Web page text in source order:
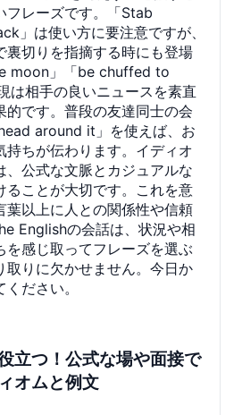
フレーズです。「Stab
」は使い方に要注意ですが、
裏切りを指摘する時にも登場
moon」「be chuffed to
は相手の良いニュースを素直
的です。普段の友達同士の会
around it」を使えば、お
持ちが伝わります。イディオ
、公式な文脈とカジュアルな
ることが大切です。これを意
葉以上に人との関係性や信頼
Englishの会話は、状況や相
を感じ取ってフレーズを選ぶ
取りに欠かせません。今日か
ださい。
立つ！公式な場や面接で
オムと例文